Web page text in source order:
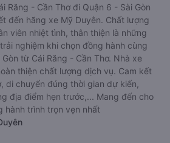
Răng - Cần Thơ đi Quận 6 - Sài Gòn
đến hãng xe Mỹ Duyên. Chất lượng
viên nhiệt tình, thân thiện là những
nghiệm khi chọn đồng hành cùng
từ Cái Răng - Cần Thơ. Nhà xe
thiện chất lượng dịch vụ. Cam kết
di chuyển đúng thời gian dự kiến,
địa điểm hẹn trước,... Mang đến cho
hành trình trọn vẹn nhất